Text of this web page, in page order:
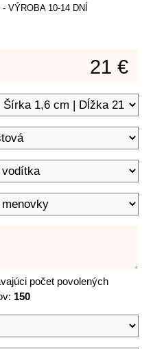
VÝROBA 10-14 DNÍ
21 €
počet povolených
150